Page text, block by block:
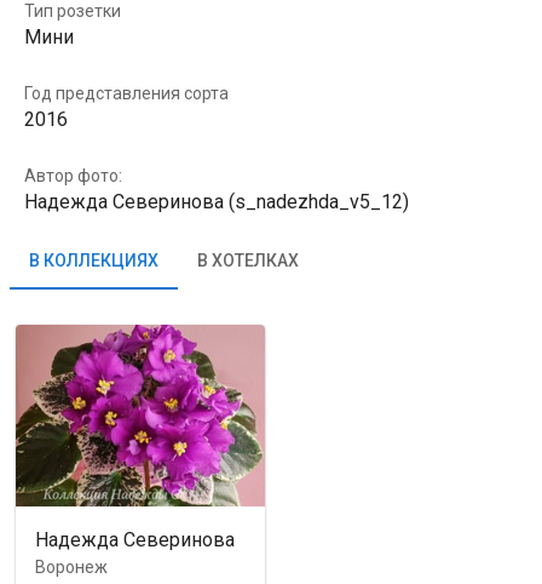
Тип розетки
Мини
Год представления сорта
2016
Автор фото:
Надежда Северинова (s_nadezhda_v5_12)
В КОЛЛЕКЦИЯХ В ХОТЕЛКАХ
Надежда Северинова
Воронеж